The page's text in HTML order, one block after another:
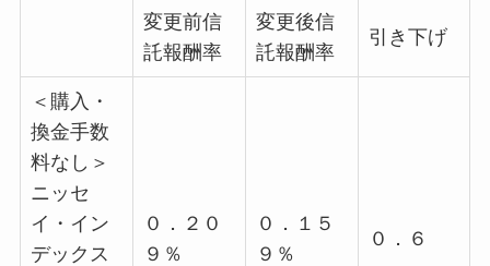
変更前信
託報酬率
変更後信
託報酬率
引き下げ
＜購入・
換金手数
料なし＞
ニッセ
イ・イン
デックス
０．２０
９％
０．１５
９％
０．６